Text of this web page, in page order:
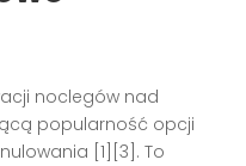
noclegów nad
popularność opcji
[1][3]. To